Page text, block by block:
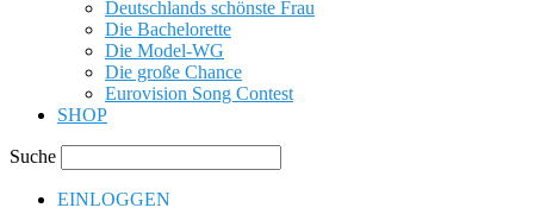
Deutschlands schönste Frau
Die Bachelorette
Die Model-WG
Die große Chance
Eurovision Song Contest
SHOP
Suche
EINLOGGEN